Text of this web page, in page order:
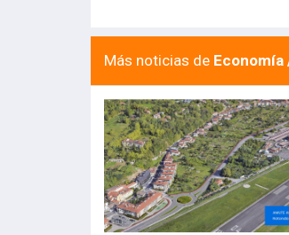
Más noticias de Economía